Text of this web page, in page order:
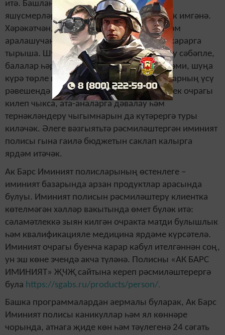
итә. Башлангыч сыйныф укучылары һәм
яшүсмерләр башкаларга караганда ешрак имгәнә.
Хәрәкәтчән, энергияләре ташып торган һәм
аралашучан балалар барысын да сынап карарга
тырыша. Шул ук вакытта, тәҗрибәсез булу сәбәпле,
балалар һәрвакытта да хәлне дөрес бәяләми, шуңа
күрә төрле имгәнүләр һәм җәрәхәтләр аларның үсү
рәвешендә юлдаш булып тора. Бәхетсезлек очрагы
килеп чыкса, ата-аналарга дәвалау һәм
тернәкләндерү чыгымнарын да күтәрергә туры
киләчәк. Әлеге вәзгыятьтә рәсмиләштергән иминият
полисы гына гаилә бюджетын саклап калырга
ярдәм итәчәк.
Ак Барс Иминият полисларының өстенлеге –
иминият базарында арзан продуктлар арасында
булуы. Иминият полисын рәсмиләштерү клиентка
көтелмәгән хәлләр вакытында өмет бүләк итә:
сәламәтлеккә зыян килгән очракта матди булышлык
һәм квалификацияле медицина ярдәме күрсәтелә.
Иминият очрагы буенча карар кабул ителгәннән соң,
ун эш көне эчендә акча түләнә. Полисны «АК БАРС
ИМИНИЯТ» ҖЧҖ сайтына кереп рәсмиләштерергә
була https://sgabs.ru/products/person/.
Башка программалардан аермалы буларак, Ак Барс
Иминият полисы каникуллар һәм ял көннәре
чорында, атнага җиде көн һәм тәүлегенә 24 сәгать